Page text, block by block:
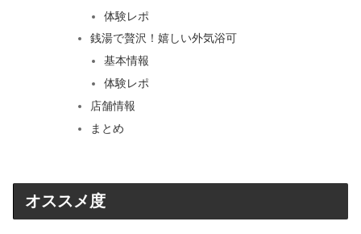
体験レポ
銭湯で贅沢！嬉しい外気浴可
基本情報
体験レポ
店舗情報
まとめ
オススメ度